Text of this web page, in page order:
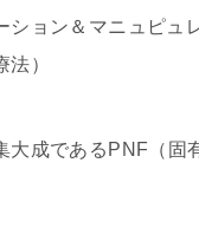
ション＆マニュピュ
）
大成であるPNF（固